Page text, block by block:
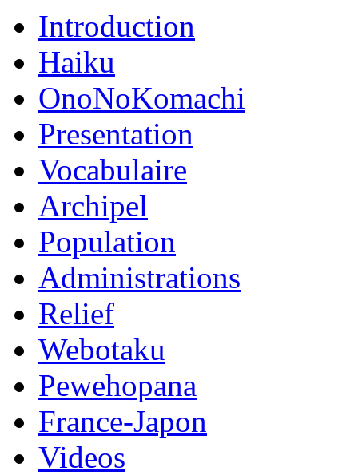
Introduction
Haiku
OnoNoKomachi
Presentation
Vocabulaire
Archipel
Population
Administrations
Relief
Webotaku
Pewehopana
France-Japon
Videos